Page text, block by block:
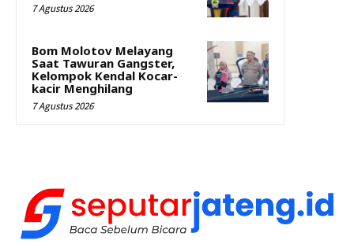
7 Agustus 2026
Bom Molotov Melayang
Saat Tawuran Gangster,
Kelompok Kendal Kocar-
kacir Menghilang
7 Agustus 2026